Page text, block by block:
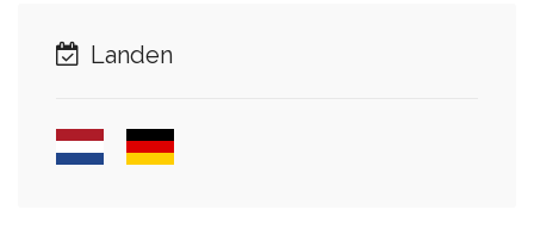
Landen